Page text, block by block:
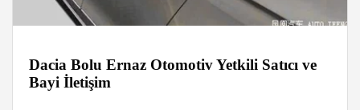
Dacia Bolu Ernaz Otomotiv Yetkili Satıcı ve
Bayi İletişim